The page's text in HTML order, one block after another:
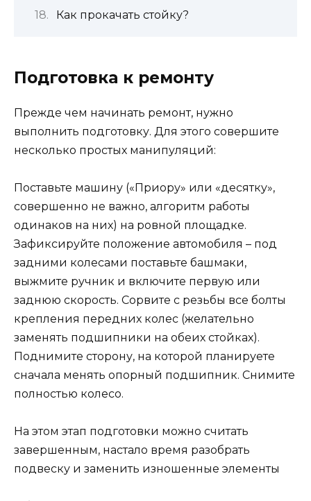
Как прокачать стойку?
Подготовка к ремонту
Прежде чем начинать ремонт, нужно
выполнить подготовку. Для этого совершите
несколько простых манипуляций:
Поставьте машину («Приору» или «десятку»,
совершенно не важно, алгоритм работы
одинаков на них) на ровной площадке.
Зафиксируйте положение автомобиля – под
задними колесами поставьте башмаки,
выжмите ручник и включите первую или
заднюю скорость. Сорвите с резьбы все болты
крепления передних колес (желательно
заменять подшипники на обеих стойках).
Поднимите сторону, на которой планируете
сначала менять опорный подшипник. Снимите
полностью колесо.
На этом этап подготовки можно считать
завершенным, настало время разобрать
подвеску и заменить изношенные элементы